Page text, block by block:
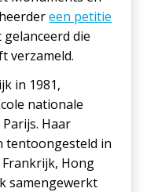
een petitie
die
verzameld.
in 1981,
nationale
Haar
tentoongesteld in
Hong
samengewerkt